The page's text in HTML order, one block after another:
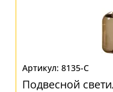
8135-C
Подвесной